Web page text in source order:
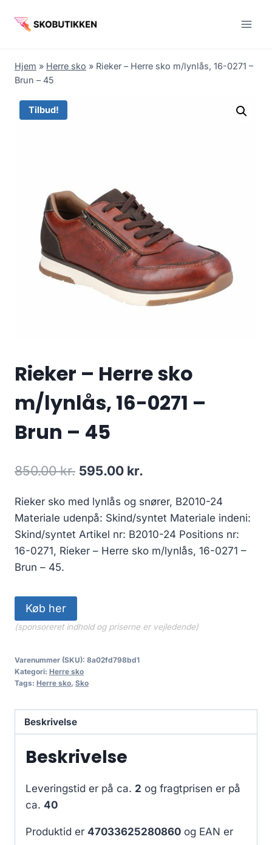
Hjem » Herre sko » Rieker – Herre sko m/lynlås, 16-0271 –
Brun – 45
Tilbud!
Rieker – Herre sko
m/lynlås, 16-0271 –
Brun – 45
850.00kr. Den
pris
var:
850.00 kr..
595.00 kr.
pris
er:
595.00 kr..
Rieker sko med lynlås og snører, B2010-24
Materiale udenpå: Skind/syntet Materiale indeni:
Skind/syntet Artikel nr: B2010-24 Positions nr:
16-0271, Rieker – Herre sko m/lynlås, 16-0271 –
Brun – 45.
Køb her
(sponsoreret indhold og priserne er vejledende)
Varenummer (SKU): 8a02fd798bd1
Kategori: Herre sko
Tags: Herre sko, Sko
Beskrivelse
Beskrivelse
Leveringstid er på ca. 2 og fragtprisen er på
ca. 40
Produktid er 47033625280860 og EAN er